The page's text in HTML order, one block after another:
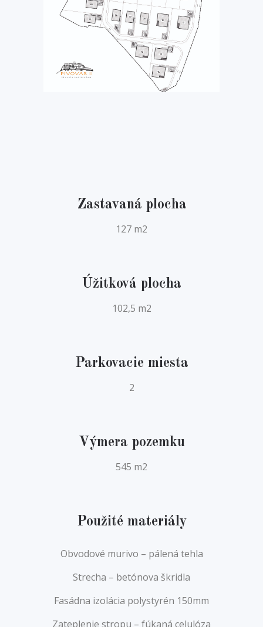
Zastavaná plocha
127 m2
Úžitková plocha
102,5 m2
Parkovacie miesta
2
Výmera pozemku
545 m2
Použité materiály
Obvodové murivo – pálená tehla
Strecha – betónova škridla
Fasádna izolácia polystyrén 150mm
Zateplenie stropu – fúkaná celulóza